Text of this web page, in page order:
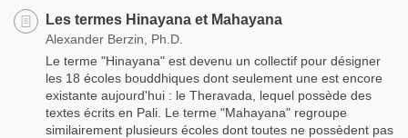
Les termes Hinayana et Mahayana
Alexander Berzin, Ph.D.
Le terme "Hinayana" est devenu un collectif pour désigner
les 18 écoles bouddhiques dont seulement une est encore
existante aujourd'hui : le Theravada, lequel possède des
textes écrits en Pali. Le terme "Mahayana" regroupe
similairement plusieurs écoles dont toutes ne possèdent pas